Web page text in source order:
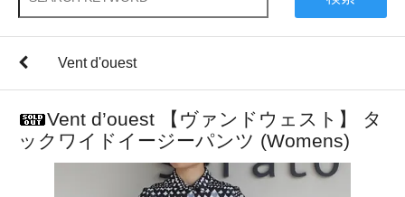
Vent d'ouest
Vent d’ouest 【ヴァンドウェスト】 タ
ックワイドイージーパンツ (Womens)